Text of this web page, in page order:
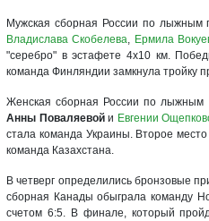
Мужская сборная России по лыжным
Владислава Скобелева, Ермила
"серебро" в эстафете 4х10 км.
команда Финляндии замкнула тройку
Женская сборная России по лыжным
Анны Поваляевойи Евгении
стала команда Украины. Второе
команда Казахстана.
В четверг определились бронзовые
сборная Канады обыграла команду
счетом 6:5. В финале, который